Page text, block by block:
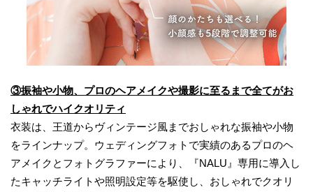
③振袖や小物、プロのヘアメイクや撮影に至るまで全てがお
しゃれでハイクオリティ
衣装は、王道からヴィンテージ風までおしゃれな振袖や小物
をラインナップ。ウェディングフォトで実績のあるプロのヘ
アメイクとフォトグラファーにより、『NALU』専用に導入し
たキャッチライトや照明設定等を駆使し、おしゃれでクオリ